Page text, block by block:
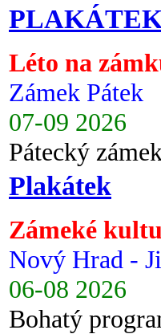
Léto na
Zámek Pátek
07-09 2026
Pátecký
Plakátek
Zámeké
Nový Hrad -
06-08 2026
Bohatý